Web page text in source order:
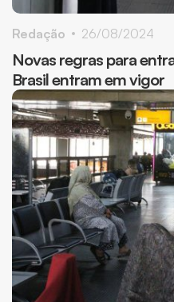
Novas regras para
Brasil entram em vigor
Redação 26/08/2024